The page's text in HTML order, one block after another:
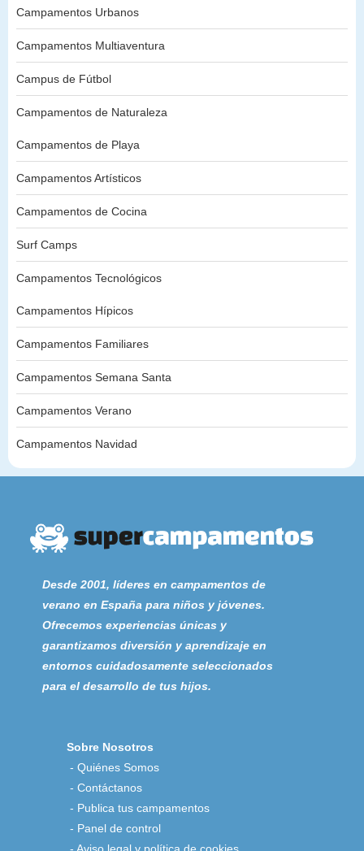
Campamentos Urbanos
Campamentos Multiaventura
Campus de Fútbol
Campamentos de Naturaleza
Campamentos de Playa
Campamentos Artísticos
Campamentos de Cocina
Surf Camps
Campamentos Tecnológicos
Campamentos Hípicos
Campamentos Familiares
Campamentos Semana Santa
Campamentos Verano
Campamentos Navidad
Desde 2001, líderes en campamentos de
verano en España para niños y jóvenes.
Ofrecemos experiencias únicas y
garantizamos diversión y aprendizaje en
entornos cuidadosamente seleccionados
para el desarrollo de tus hijos.
Sobre Nosotros
-Quiénes Somos
-Contáctanos
- Publica tus campamentos
- Panel de control